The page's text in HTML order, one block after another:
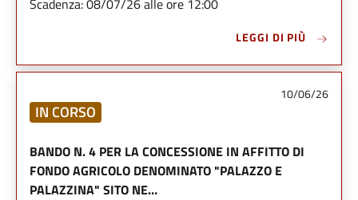
Scadenza: 08/07/26 alle ore 12:00
LEGGI DI PIÙ
10/06/26
IN CORSO
BANDO N. 4 PER LA CONCESSIONE IN AFFITTO DI
FONDO AGRICOLO DENOMINATO "PALAZZO E
PALAZZINA" SITO NE…